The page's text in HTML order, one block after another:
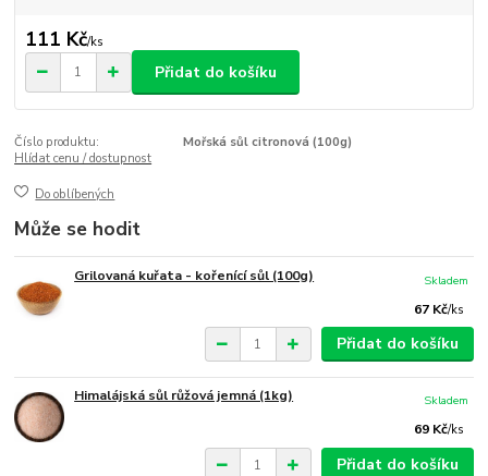
111 Kč/ks
Přidat do košíku
Číslo produktu:
Mořská sůl citronová (100g)
Hlídat cenu / dostupnost
Do oblíbených
Může se hodit
Grilovaná kuřata - kořenící sůl (100g)
67 Kč/ks
Skladem
Přidat do košíku
Himalájská sůl růžová jemná (1kg)
69 Kč/ks
Skladem
Přidat do košíku